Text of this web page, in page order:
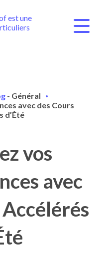
- Général
avec des Cours
d’Été
vos
avec